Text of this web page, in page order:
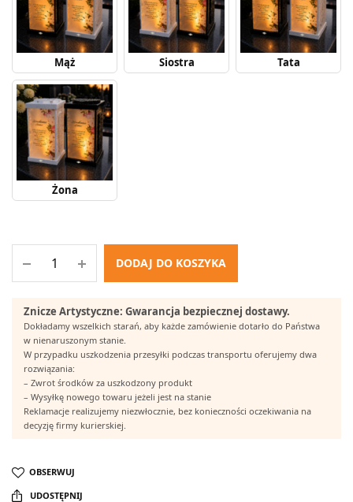
Mąż Siostra Tata
Żona
DODAJ DO KOSZYKA
Znicze Artystyczne: Gwarancja bezpiecznej dostawy.
Dokładamy wszelkich starań, aby każde zamówienie dotarło do Państwa
w nienaruszonym stanie.
W przypadku uszkodzenia przesyłki podczas transportu oferujemy dwa
rozwiązania:
– Zwrot środków za uszkodzony produkt
– Wysyłkę nowego towaru jeżeli jest na stanie
Reklamacje realizujemy niezwłocznie, bez konieczności oczekiwania na
decyzję firmy kurierskiej.
OBSERWUJ
UDOSTĘPNIJ